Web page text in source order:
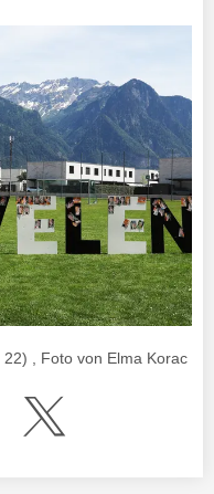
, Foto von Elma Korac